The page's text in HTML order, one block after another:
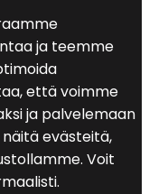
ja teemme
että voimme
ja palvelemaan
evästeitä,
Voit